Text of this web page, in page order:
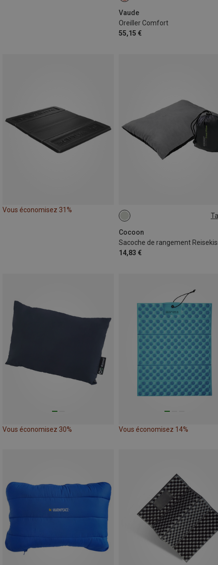
Vaude
Oreiller Comfort
55,15 €
Vous économisez 31%
Cocoon
14,83 €
25X35 CM
Vous économisez 30% Vous économisez 14%